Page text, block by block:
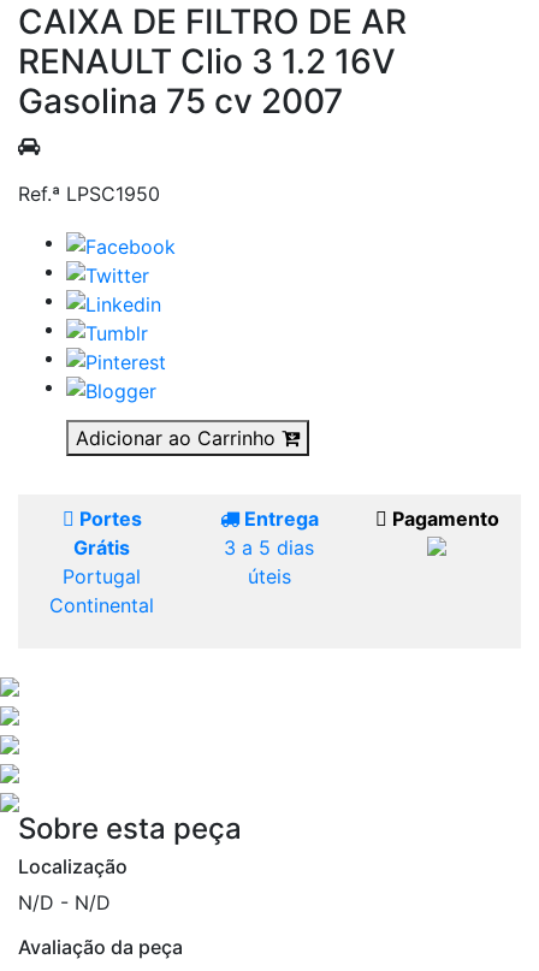
CAIXA DE FILTRO DE AR
RENAULT Clio 3 1.2 16V
Gasolina 75 cv 2007
Ref.ª LPSC1950
Adicionar ao Carrinho
Portes
Grátis
Portugal
Continental
Entrega
3 a 5 dias
úteis
Pagamento
Sobre esta peça
Localização
N/D - N/D
Avaliação da peça